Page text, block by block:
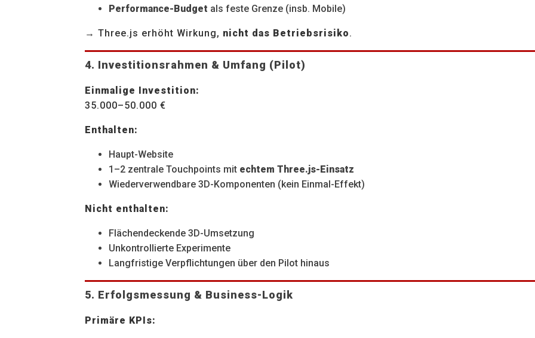
Performance-Budget als feste Grenze (insb. Mobile)
→ Three.js erhöht Wirkung, nicht das Betriebsrisiko.
4. Investitionsrahmen & Umfang (Pilot)
Einmalige Investition:
35.000–50.000 €
Enthalten:
Haupt-Website
1–2 zentrale Touchpoints mit echtem Three.js-Einsatz
Wiederverwendbare 3D-Komponenten (kein Einmal-Effekt)
Nicht enthalten:
Flächendeckende 3D-Umsetzung
Unkontrollierte Experimente
Langfristige Verpflichtungen über den Pilot hinaus
5. Erfolgsmessung & Business-Logik
Primäre KPIs: